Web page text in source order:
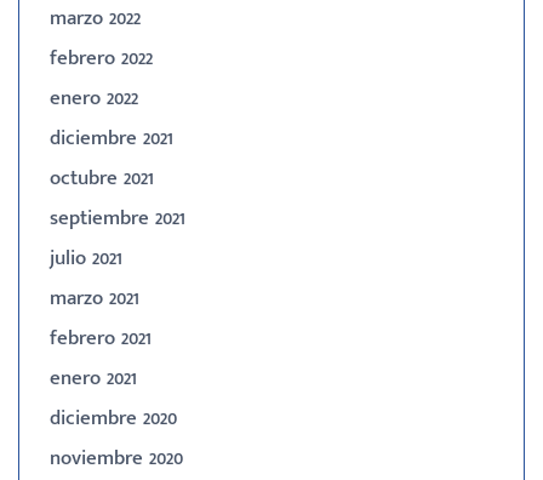
marzo 2022
febrero 2022
enero 2022
diciembre 2021
octubre 2021
septiembre 2021
julio 2021
marzo 2021
febrero 2021
enero 2021
diciembre 2020
noviembre 2020